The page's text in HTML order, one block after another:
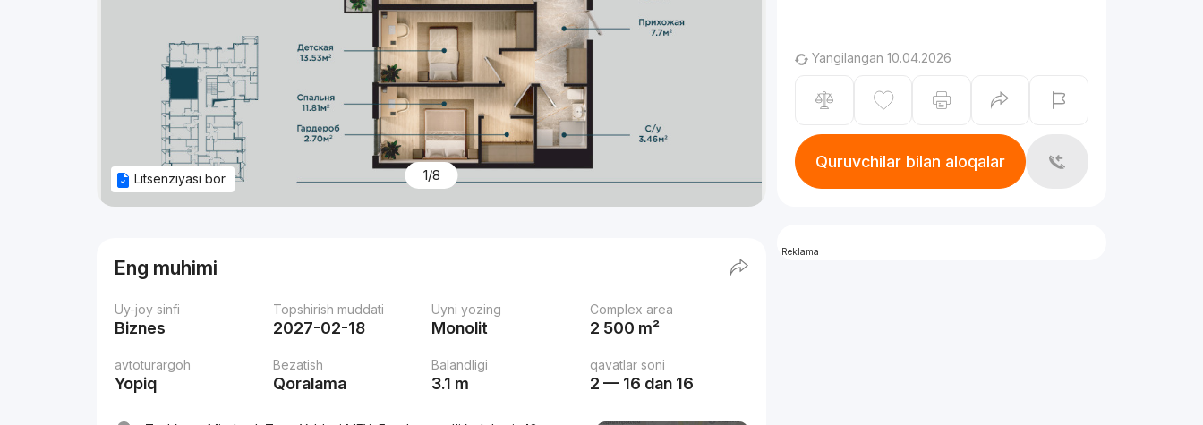
1/8
Litsenziyasi bor
Eng muhimi
Uy-joy sinfi
Biznes
Topshirish muddati
2027-02-18
Uyni yozing
Monolit
Complex area
2 500 m²
avtoturargoh
Yopiq
Bezatish
Qoralama
Balandligi
3.1 m
qavatlar soni
2 — 16 dan 16
Yangilangan 10.04.2026
Quruvchilar bilan aloqalar
Reklama